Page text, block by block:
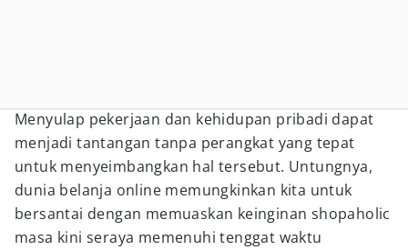
Menyulap pekerjaan dan kehidupan pribadi dapat
menjadi tantangan tanpa perangkat yang tepat
untuk menyeimbangkan hal tersebut. Untungnya,
dunia belanja online memungkinkan kita untuk
bersantai dengan memuaskan keinginan shopaholic
masa kini seraya memenuhi tenggat waktu